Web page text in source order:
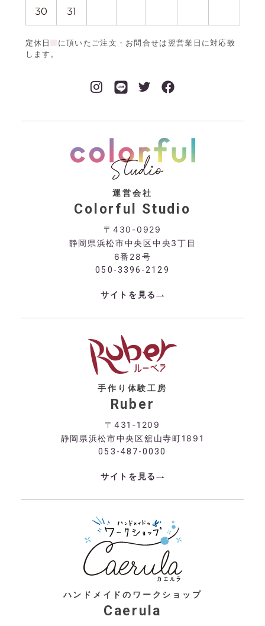
30 31
定休日
に頂いたご注文・お問合せは翌営業日に対応致
します。
運営会社
Colorful Studio
〒430-0929
静岡県浜松市中央区中央3丁目
6番28号
050-3396-2129
サイトを見る
手作り体験工房
Ruber
〒431-1209
静岡県浜松市中央区舘山寺町1891
053-487-0030
サイトを見る
ハンドメイドのワークショップ
Caerula